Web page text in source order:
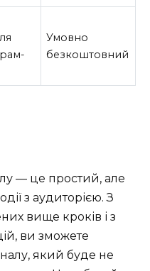
Умовно
безкоштовний
— це простий, але
з аудиторією. З
вище кроків і з
ви зможете
який буде не